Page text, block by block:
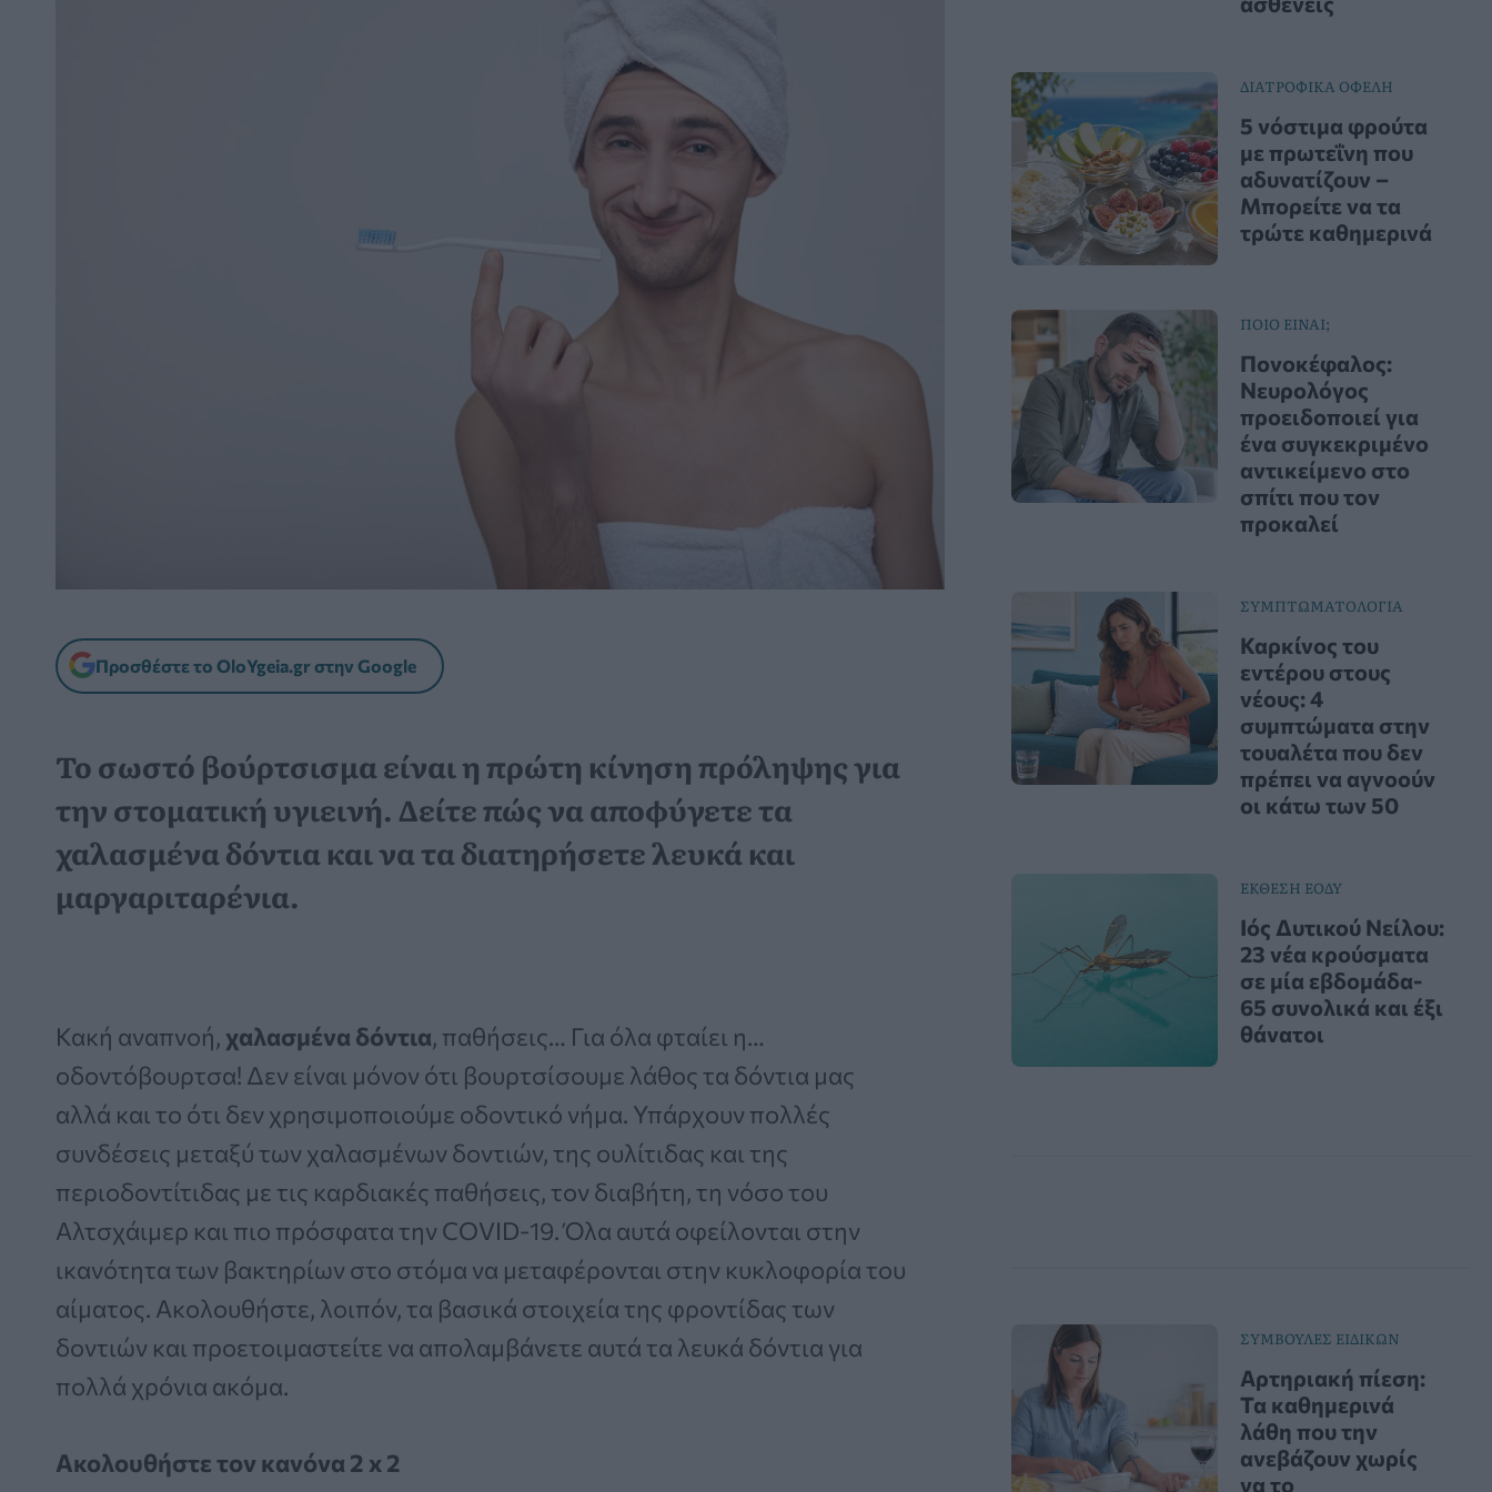
Προσθέστε το OloYgeia.gr στην Google
Το σωστό βούρτσισμα είναι η πρώτη κίνηση πρόληψης για
τηνστοματική υγιεινή. Δείτε πώς να αποφύγετε τα
χαλασμένα δόντιακαι να τα διατηρήσετε λευκά και
μαργαριταρένια.
Κακή αναπνοή, χαλασμένα δόντια, παθήσεις… Για όλα φταίει η…
οδοντόβουρτσα! Δεν είναι μόνον ότι βουρτσίσουμε λάθος τα δόντια μας
αλλά και το ότι δεν χρησιμοποιούμε οδοντικό νήμα. Υπάρχουν πολλές
συνδέσεις μεταξύ των χαλασμένων δοντιών, της ουλίτιδας και της
περιοδοντίτιδας με τις καρδιακές παθήσεις, τον διαβήτη, τη νόσο του
Αλτσχάιμερ και πιο πρόσφατα την COVID-19. Όλα αυτά οφείλονται στην
ικανότητα των βακτηρίων στο στόμα να μεταφέρονται στην κυκλοφορία του
αίματος. Ακολουθήστε, λοιπόν, τα βασικά στοιχεία της φροντίδας των
δοντιών και προετοιμαστείτε να απολαμβάνετε αυτά τα λευκά δόντια για
πολλά χρόνια ακόμα.
Ακολουθήστε τον κανόνα 2 x 2
ΔΙΑΤΡΟΦΙΚΑ ΟΦΕΛΗ
5 νόστιμα φρούτα
με πρωτεΐνη που
αδυνατίζουν –
Μπορείτε να τα
τρώτε καθημερινά
ΠΟΙΟ ΕΙΝΑΙ;
Πονοκέφαλος:
Νευρολόγος
προειδοποιεί για
ένα συγκεκριμένο
αντικείμενο στο
σπίτι που τον
προκαλεί
ΣΥΜΠΤΩΜΑΤΟΛΟΓΙΑ
Καρκίνος του
εντέρου στους
νέους: 4
συμπτώματα στην
τουαλέτα που δεν
πρέπει να αγνοούν
οι κάτω των 50
ΕΚΘΕΣΗ ΕΟΔΥ
Ιός Δυτικού Νείλου:
23 νέα κρούσματα
σε μία εβδομάδα-
65 συνολικά και έξι
θάνατοι
ΣΥΜΒΟΥΛΕΣ ΕΙΔΙΚΩΝ
Αρτηριακή πίεση:
Τα καθημερινά
λάθη που την
ανεβάζουν χωρίς
να το